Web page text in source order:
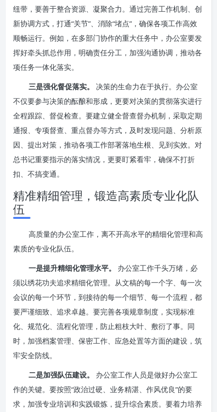
纽带，要善于整合资源、凝聚合力。通过完善工作机制、创
新协调方式，打通“关节”、消除“堵点”，确保各项工作高效
顺畅运行。例如，在多部门协作的重大任务中，办公室要发
挥好牵头抓总作用，明确责任分工，加强沟通协调，推动各
项任务一体化落实。
三是强化督促落实。
决策的生命力在于执行。办公室
不仅要参与决策的酝酿和形成，更要对决策的贯彻落实进行
全程跟踪、督促检查。要建立健全督查督办机制，采取定期
通报、专项督查、重点督办等方式，及时发现问题、分析原
因、提出对策，推动各项工作部署落地生根、见到实效。对
总书记重要指示的落实情况，更要盯紧看牢，确保不打折
扣、不搞变通。
精准精细管理，锻造高素质专业化队
伍
高质量的办公室工作，离不开高水平的精细化管理和高
素质的专业化队伍。
一是提升精细化管理水平。
办公室工作千头万绪，必
须以绣花功夫追求精细化管理。从文稿的每一个字、每一次
会议的每一个环节，到接待的每一个细节、每一个流程，都
要严谨细致、追求卓越。要完善各项规章制度，实现标准
化、规范化、流程化管理，防止粗枝大叶、敷衍了事。同
时，加强档案管理、保密工作、应急处置等方面的建设，筑
牢安全防线。
二是加强队伍建设。
办公室工作人员是做好办公室工
作的关键。要按照“政治过硬、业务精湛、作风优良”的要
求，加强专业培训和实践锻炼，提升综合素质。要着力培养